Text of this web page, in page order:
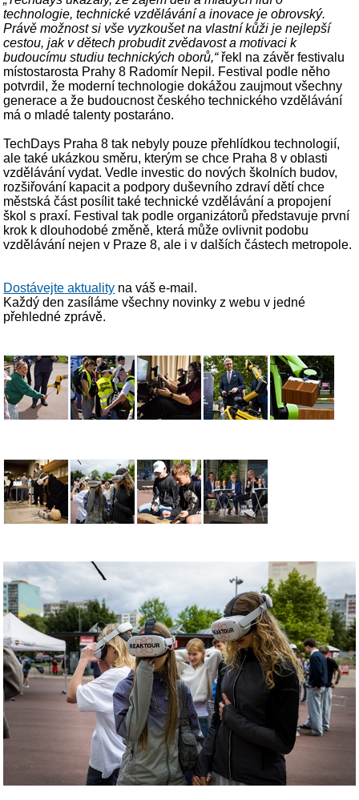
technologie, technické vzdělávání a inovace je obrovský.
Právě možnost si vše vyzkoušet na vlastní kůži je nejlepší
cestou, jak v dětech probudit zvědavost a motivaci k
budoucímu studiu technických oborů,“ řekl na závěr festivalu
místostarosta Prahy 8 Radomír Nepil. Festival podle něho
potvrdil, že moderní technologie dokážou zaujmout všechny
generace a že budoucnost českého technického vzdělávání
má o mladé talenty postaráno.
TechDays Praha 8 tak nebyly pouze přehlídkou technologií,
ale také ukázkou směru, kterým se chce Praha 8 v oblasti
vzdělávání vydat. Vedle investic do nových školních budov,
rozšiřování kapacit a podpory duševního zdraví dětí chce
městská část posílit také technické vzdělávání a propojení
škol s praxí. Festival tak podle organizátorů představuje první
krok k dlouhodobé změně, která může ovlivnit podobu
vzdělávání nejen v Praze 8, ale i v dalších částech metropole.
Dostávejte aktuality na váš e-mail.
Každý den zasíláme všechny novinky z webu v jedné
přehledné zprávě.